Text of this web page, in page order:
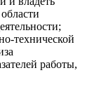
технической
работы,